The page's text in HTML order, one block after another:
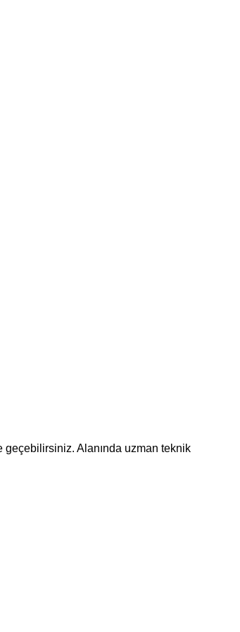
geçebilirsiniz. Alanında uzman teknik